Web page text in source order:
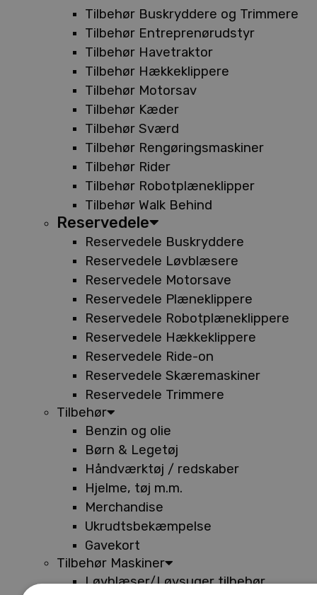
Tilbehør Buskryddere og Trimmere
Tilbehør Entreprenørudstyr
Tilbehør Havetraktor
Tilbehør Hækkeklippere
Tilbehør Motorsav
Tilbehør Kæder
Tilbehør Sværd
Tilbehør Rengøringsmaskiner
Tilbehør Rider
Tilbehør Robotplæneklipper
Tilbehør Walk Behind
Reservedele
Reservedele Buskryddere
Reservedele Løvblæsere
Reservedele Motorsave
Reservedele Plæneklippere
Reservedele Robotplæneklippere
Reservedele Hækkeklippere
Reservedele Ride-on
Reservedele Skæremaskiner
Reservedele Trimmere
Tilbehør
Benzin og olie
Børn & Legetøj
Håndværktøj / redskaber
Hjelme, tøj m.m.
Merchandise
Ukrudtsbekæmpelse
Gavekort
Tilbehør Maskiner
Løvblæser/Løvsuger tilbehør